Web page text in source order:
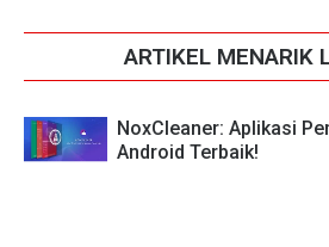
ARTIKEL MENARIK
NoxCleaner: Aplikasi
Android Terbaik!